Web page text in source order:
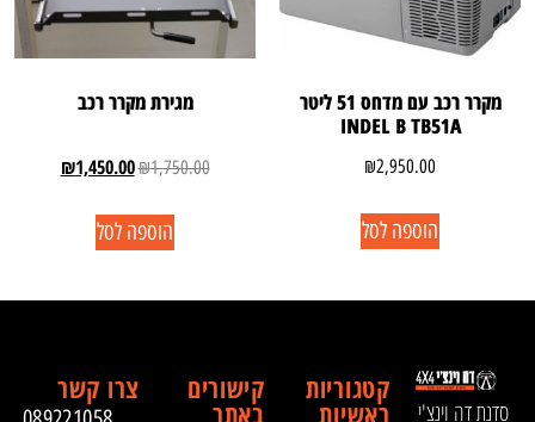
מקרר רכב עם מדחס 51 ליטר
INDEL B TB51A
₪2,950.00
הוספה לסל
מגירת מקרר רכב
₪1,750.00
₪1,450.00
הוספה לסל
סדנת דה וינצ'י
קטגוריות
ראשיות
קישורים
באתר
צרו קשר